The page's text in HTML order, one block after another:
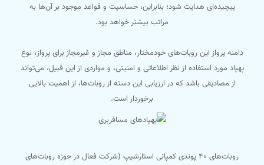
پیچیده‌ای هدایت شود؛ بنابراین، حساسیت و قواعد موجود بر آن‌ها به
مراتب بیشتر خواهد بود.
دامنه پرواز این روبات‌های خودمختار، مناطق مجاز و غیرمجاز برای پرواز، نوع
پهپاد مورد استفاده از نظر اطلاعاتی و امنیتی، و مواردی از این قبیل، می‌تواند
از مصادیقی باشد که در ارزیابی این دسته‌ از روبات‌ها، از اهمیت بالایی
برخوردار است.
روبات‌های ۴۰ پوندی کمپانی استارشیپ (شرکت فعال در حوزه روبات‌های